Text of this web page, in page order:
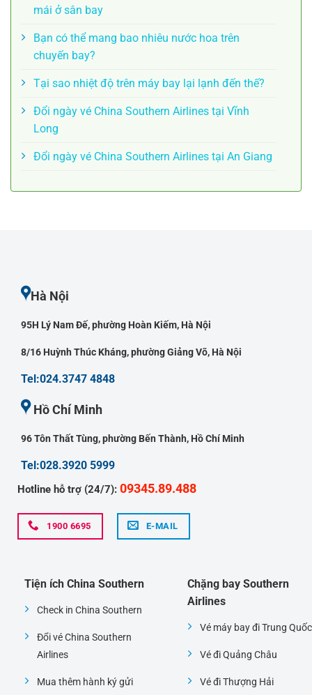
mái ở sân bay
Bạn có thể mang bao nhiêu nước hoa trên
chuyến bay?
Tại sao nhiệt độ trên máy bay lại lạnh đến thế?
Đổi ngày vé China Southern Airlines tại Vĩnh
Long
Đổi ngày vé China Southern Airlines tại An Giang
Hà Nội
95H Lý Nam Đế, phường Hoàn Kiếm, Hà Nội
8/16 Huỳnh Thúc Kháng, phường Giảng Võ, Hà Nội
Tel:024.3747 4848
Hồ Chí Minh
96 Tôn Thất Tùng, phường Bến Thành, Hồ Chí Minh
Tel:028.3920 5999
Hotline hỗ trợ (24/7): 09345.89.488
1900 6695 E-MAIL
Tiện ích China Southern
Check in China Southern
Đổi vé China Southern
Airlines
Mua thêm hành ký gửi
Chặng bay Southern
Airlines
Vé máy bay đi Trung Quốc
Vé đi Quảng Châu
Vé đi Thượng Hải